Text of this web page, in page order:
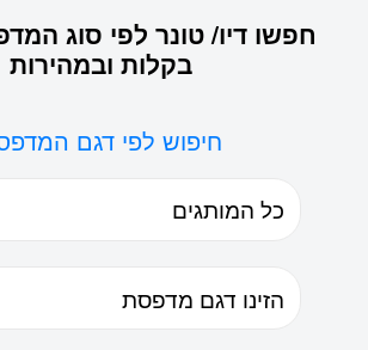
חפשו דיו/ טונר לפי סוג
בקלות ובמהירות
חיפוש לפי דגם